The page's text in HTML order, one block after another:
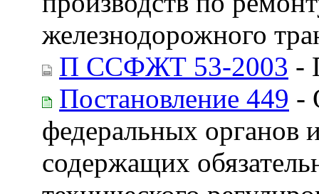
железнодорожного
П ССФЖТ 53-2003 -
Постановление 449 -
федеральных органов
содержащих